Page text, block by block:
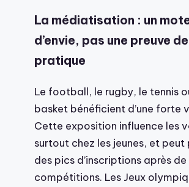
La médiatisation : un
d’envie, pas une preuve de
pratique
Le football, le rugby, le tennis
basket bénéficient d’une forte
Cette exposition influence les
surtout chez les jeunes, et
des pics d’inscriptions après
compétitions. Les Jeux